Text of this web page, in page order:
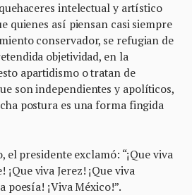
intelectual y artístico
quienes así piensan casi siempre
conservador, se refugian de
objetividad, en la
apartidismo o tratan de
son independientes y apolíticos,
postura es una forma fingida
el presidente exclamó: “¡Que viva
viva Jerez! ¡Que viva
poesía! ¡Viva México!”.